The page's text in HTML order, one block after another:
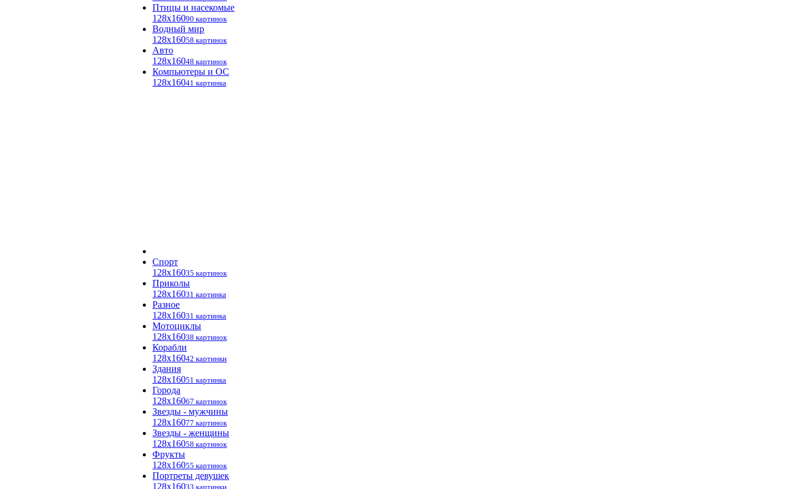
Птицы и насекомые
128x16090 картинок
Водный мир
128x16058 картинок
Авто
128x16048 картинок
Компьютеры и ОС
128x16041 картинка
Спорт
128x16035 картинок
Приколы
128x16031 картинка
Разное
128x16031 картинка
Мотоциклы
128x16038 картинок
Корабли
128x16042 картинки
Здания
128x16051 картинка
Города
128x16067 картинок
Звезды - мужчины
128x16077 картинок
Звезды - женщины
128x16058 картинок
Фрукты
128x16055 картинок
Портреты девушек
128x16033 картинки